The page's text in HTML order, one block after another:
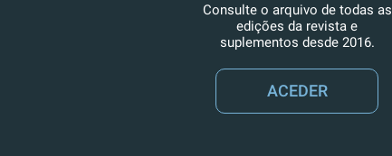
Consulte o arquivo de todas as
edições da revista e
suplementos desde 2016.
ACEDER